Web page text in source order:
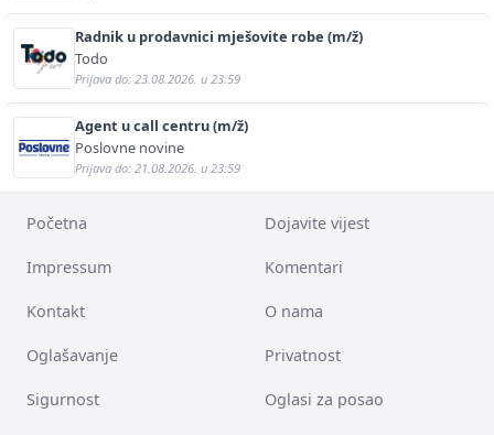
Radnik u prodavnici mješovite robe (m/ž)
Todo
Prijava do: 23.08.2026. u 23:59
Agent u call centru (m/ž)
Poslovne novine
Prijava do: 21.08.2026. u 23:59
Početna Dojavite vijest
Impressum Komentari
Kontakt O nama
Oglašavanje Privatnost
Sigurnost Oglasi za posao